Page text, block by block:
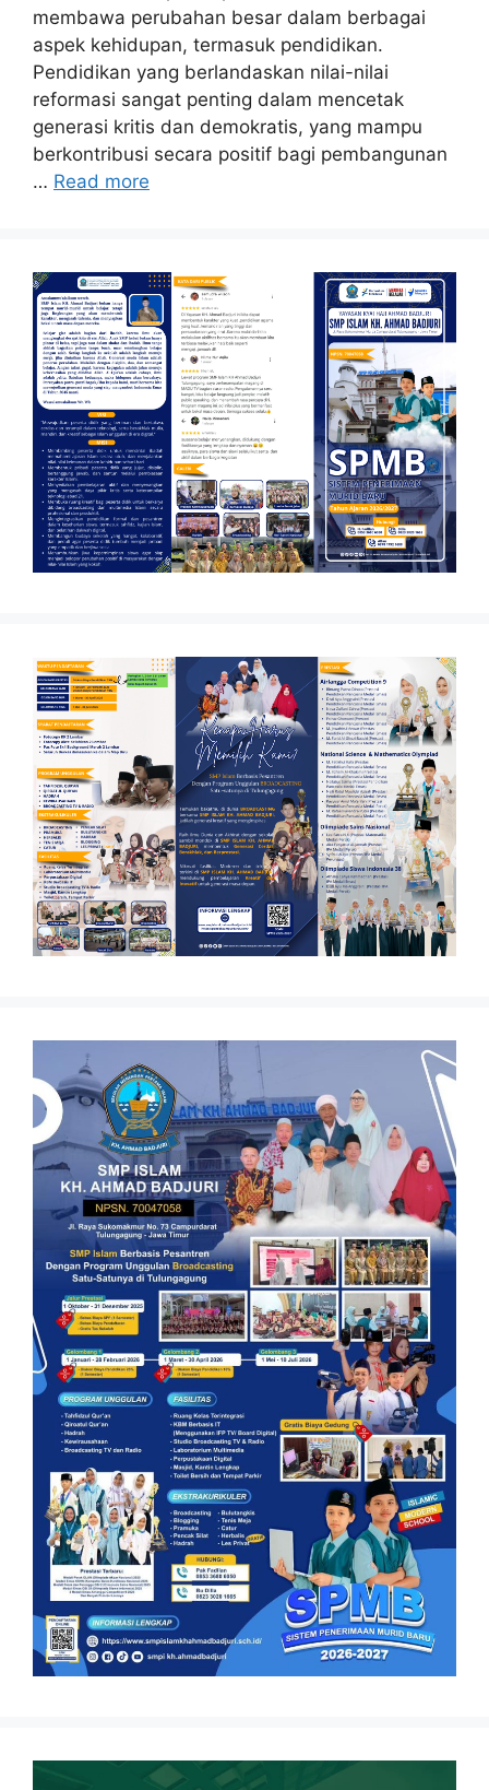
membawa perubahan besar dalam berbagai
aspek kehidupan, termasuk pendidikan.
Pendidikan yang berlandaskan nilai-nilai
reformasi sangat penting dalam mencetak
generasi kritis dan demokratis, yang mampu
berkontribusi secara positif bagi pembangunan
… Read more